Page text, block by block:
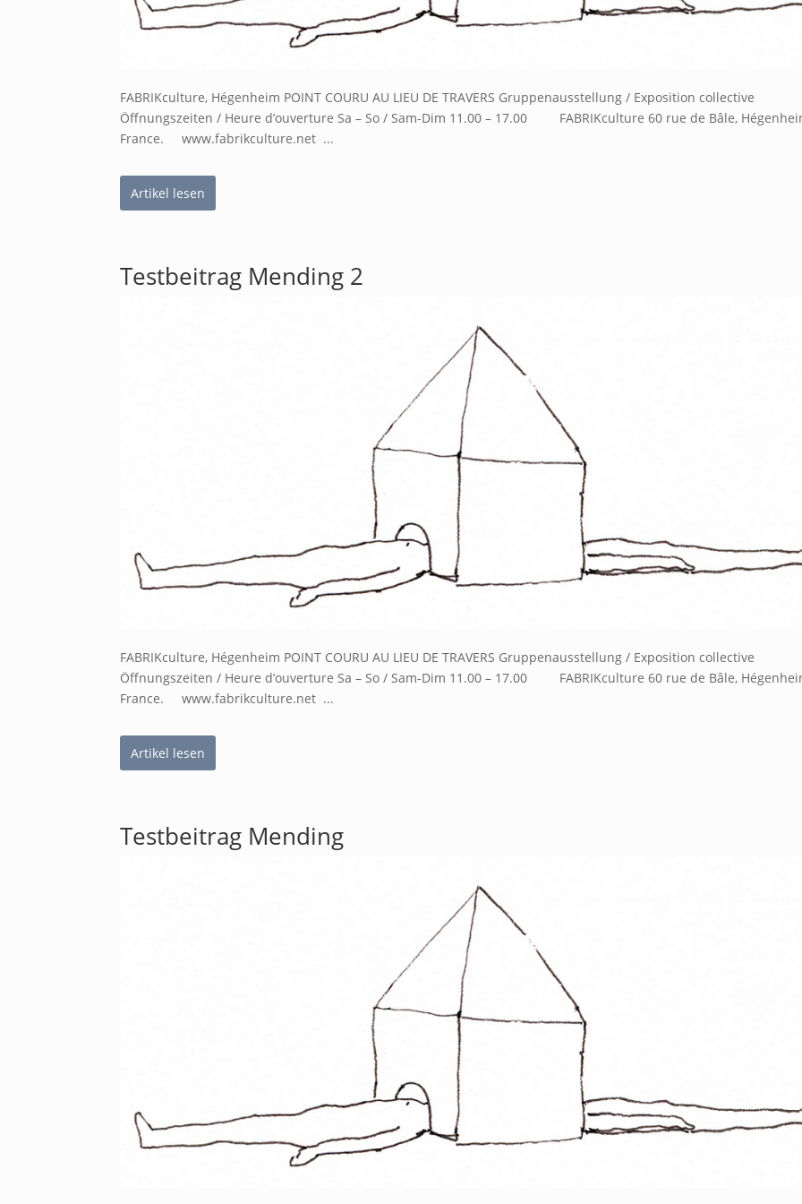
FABRIKculture, Hégenheim POINT COURU AU LIEU DE TRAVERS Gruppenausstellung / Exposition collective
Öffnungszeiten / Heure d’ouverture Sa – So / Sam-Dim 11.00 – 17.00 FABRIKculture 60 rue de Bâle,
France. www.fabrikculture.net ...
Artikel lesen
Testbeitrag Mending 2
FABRIKculture, Hégenheim POINT COURU AU LIEU DE TRAVERS Gruppenausstellung / Exposition collective
Öffnungszeiten / Heure d’ouverture Sa – So / Sam-Dim 11.00 – 17.00 FABRIKculture 60 rue de Bâle,
France. www.fabrikculture.net ...
Artikel lesen
Testbeitrag Mending